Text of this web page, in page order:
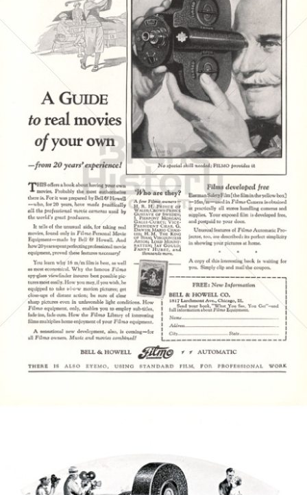
BELL & HOWELL BÖWE BELL & HOWELL 1927